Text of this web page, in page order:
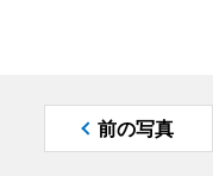
前の写真